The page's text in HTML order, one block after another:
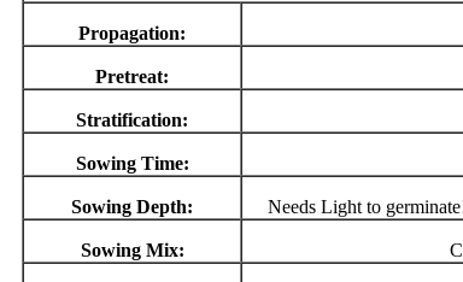
Propagation:
Pretreat:
Stratification:
Sowing Time:
Sowing Depth: Needs Light to
Sowing Mix: